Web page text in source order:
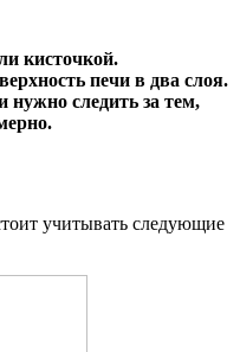
кисточкой.
печи в два слоя.
следить за тем,
учитывать следующие